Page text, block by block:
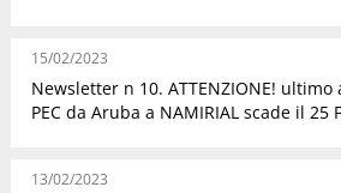
15/02/2023
Newsletter n 10. ATTENZIONE! ultimo
PEC da Aruba a NAMIRIAL scade il 25
13/02/2023